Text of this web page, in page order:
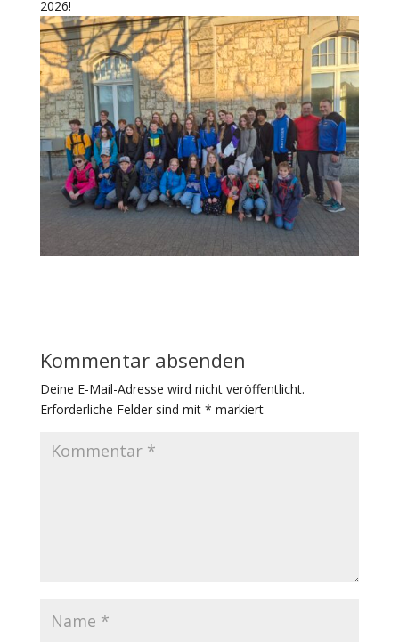
2026!
Kommentar absenden
Deine E-Mail-Adresse wird nicht veröffentlicht.
Erforderliche Felder sind mit * markiert